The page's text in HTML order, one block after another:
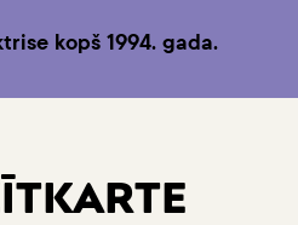
kopš 1994. gada.